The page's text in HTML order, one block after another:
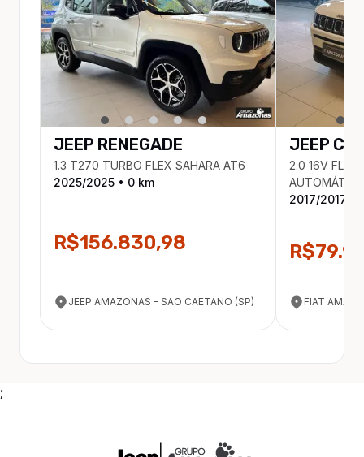
JEEP RENEGADE
1.3 T270 TURBO FLEX SAHARA AT6
2025/2025 • 0 km
R$156.830,98
JEEP AMAZONAS - SAO CAETANO (SP)
JEEP
2.0 16V FLEX
2017/2017
FIAT
;